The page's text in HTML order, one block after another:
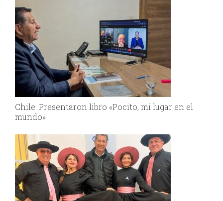
Chile: Presentaron libro «Pocito, mi lugar en el
mundo»